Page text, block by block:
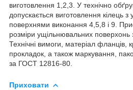
виготовлення 1,2,3. У технічно
допускається виготовлення кілець
поверхнями виконання 4,5,8 і 9.
розміри ущільнювальних
Технічні вимоги, матеріал фланців,
прокладок, а також маркування,
за ГОСТ 12816-80.
Приховати